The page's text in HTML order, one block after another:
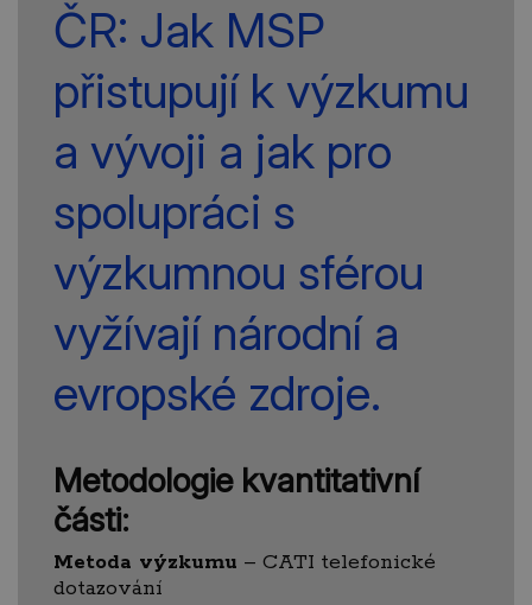
ČR: Jak MSP
přistupují k výzkumu
a vývoji a jak pro
spolupráci s
výzkumnou sférou
vyžívají národní a
evropské zdroje.
Metodologie kvantitativní
části:
Metoda výzkumu – CATI telefonické
dotazování